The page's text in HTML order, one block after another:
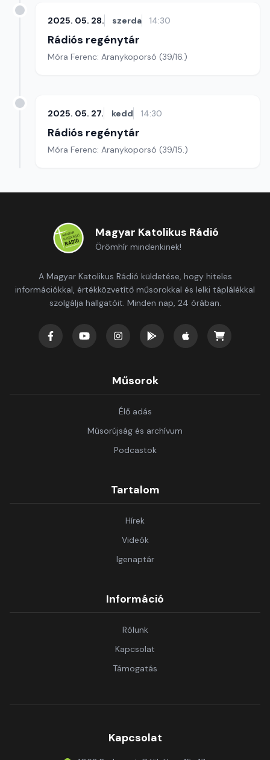
2025. 05. 28. szerda 14:30
Rádiós regénytár
Móra Ferenc: Aranykoporsó (39/16.)
2025. 05. 27. kedd 14:30
Rádiós regénytár
Móra Ferenc: Aranykoporsó (39/15.)
Magyar Katolikus Rádió
Örömhír mindenkinek!
A Magyar Katolikus Rádió küldetése, hogy hiteles
információkkal, értékközvetítő műsorokkal és lelki táplálékkal
szolgálja hallgatóit. Minden nap, 24 órában.
Műsorok
Élő adás
Műsorújság és archívum
Podcastok
Tartalom
Hírek
Videók
Igenaptár
Információ
Rólunk
Kapcsolat
Támogatás
Kapcsolat